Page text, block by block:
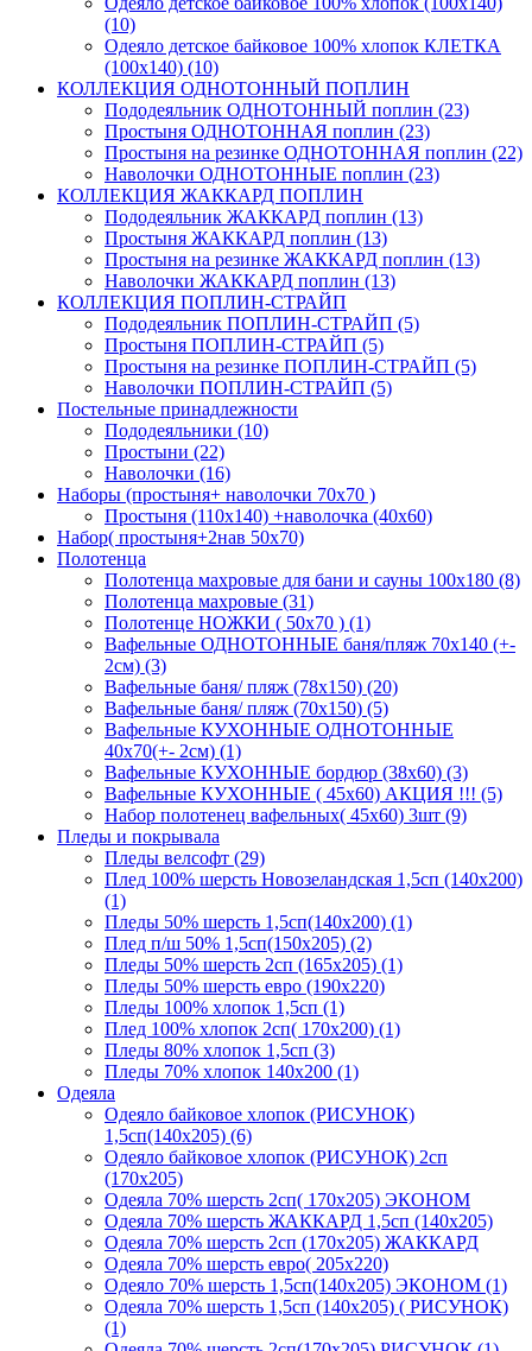
(10)
Одеяло детское байковое 100% хлопок КЛЕТКА
(100х140) (10)
КОЛЛЕКЦИЯ ОДНОТОННЫЙ ПОПЛИН
Пододеяльник ОДНОТОННЫЙ поплин (23)
Простыня ОДНОТОННАЯ поплин (23)
Простыня на резинке ОДНОТОННАЯ поплин (22)
Наволочки ОДНОТОННЫЕ поплин (23)
КОЛЛЕКЦИЯ ЖАККАРД ПОПЛИН
Пододеяльник ЖАККАРД поплин (13)
Простыня ЖАККАРД поплин (13)
Простыня на резинке ЖАККАРД поплин (13)
Наволочки ЖАККАРД поплин (13)
КОЛЛЕКЦИЯ ПОПЛИН-СТРАЙП
Пододеяльник ПОПЛИН-СТРАЙП (5)
Простыня ПОПЛИН-СТРАЙП (5)
Простыня на резинке ПОПЛИН-СТРАЙП (5)
Наволочки ПОПЛИН-СТРАЙП (5)
Постельные принадлежности
Пододеяльники (10)
Простыни (22)
Наволочки (16)
Наборы (простыня+ наволочки 70х70 )
Простыня (110х140) +наволочка (40х60)
Набор( простыня+2нав 50х70)
Полотенца
Полотенца махровые для бани и сауны 100х180 (8)
Полотенца махровые (31)
Полотенце НОЖКИ ( 50х70 ) (1)
Вафельные ОДНОТОННЫЕ баня/пляж 70х140 (+-
2см) (3)
Вафельные баня/ пляж (78х150) (20)
Вафельные баня/ пляж (70х150) (5)
Вафельные КУХОННЫЕ ОДНОТОННЫЕ
40х70(+- 2см) (1)
Вафельные КУХОННЫЕ бордюр (38х60) (3)
Вафельные КУХОННЫЕ ( 45х60) АКЦИЯ !!! (5)
Набор полотенец вафельных( 45х60) 3шт (9)
Пледы и покрывала
Пледы велсофт (29)
Плед 100% шерсть Новозеландская 1,5сп (140х200)
(1)
Пледы 50% шерсть 1,5сп(140х200) (1)
Плед п/ш 50% 1,5сп(150х205) (2)
Пледы 50% шерсть 2сп (165х205) (1)
Пледы 50% шерсть евро (190х220)
Пледы 100% хлопок 1,5сп (1)
Плед 100% хлопок 2сп( 170х200) (1)
Пледы 80% хлопок 1,5сп (3)
Пледы 70% хлопок 140х200 (1)
Одеяла
Одеяло байковое хлопок (РИСУНОК)
1,5сп(140х205) (6)
Одеяло байковое хлопок (РИСУНОК) 2сп
(170х205)
Одеяла 70% шерсть 2сп( 170х205) ЭКОНОМ
Одеяла 70% шерсть ЖАККАРД 1,5сп (140х205)
Одеяла 70% шерсть 2сп (170х205) ЖАККАРД
Одеяла 70% шерсть евро( 205х220)
Одеяло 70% шерсть 1,5сп(140х205) ЭКОНОМ (1)
Одеяла 70% шерсть 1,5сп (140х205) ( РИСУНОК)
(1)